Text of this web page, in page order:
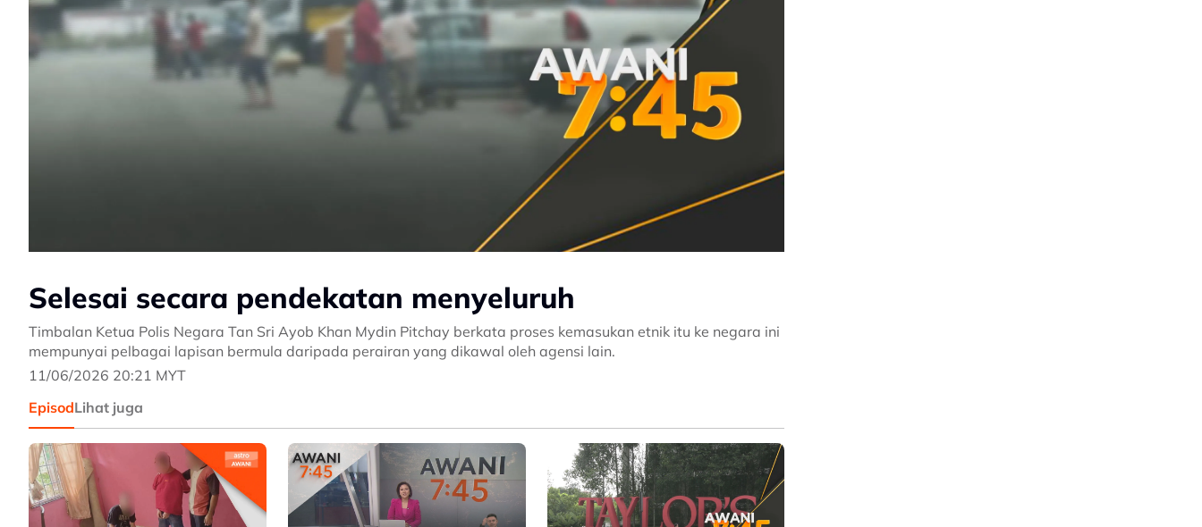
Selesai secara pendekatan menyeluruh
Timbalan Ketua Polis Negara Tan Sri Ayob Khan Mydin Pitchay berkata proses kemasukan etnik itu ke negara ini
mempunyai pelbagai lapisan bermula daripada perairan yang dikawal oleh agensi lain.
11/06/2026 20:21 MYT
EpisodLihat juga